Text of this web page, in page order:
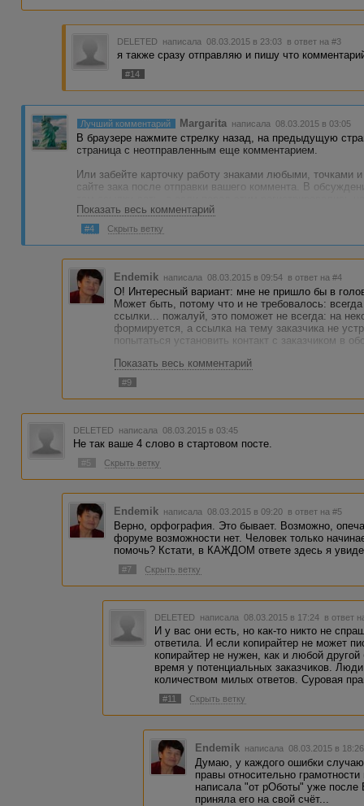
DELETED написала 08.03.2015 в 23:03 в ответ на #3
я также сразу отправляю и пишу что
#14
Лучший комментарий Margarita написала 08.03.2015 в 03:05
В браузере нажмите стрелку назад, на предыдущую
страница с неотправленным еще комментарием.
Или забейте карточку работу знаками любыми, точками
сайте зака после отправки вашего коммента. В
профиль. У меня такое бывало, всегда оплачивали.
Если вам не оплатят, а комментарий ваш будет
ЛПА и вам оплатят пинудительно вашу работу со счета
Отказы в оплате плохи тем, что портят статистику. Тут
Будьте внимательнее в следующий раз. Удачи!
Показать весь комментарий
#4 Скрыть ветку
Endemik написала 08.03.2015 в 09:54 в ответ на #4
О! Интересный вариант: мне не пришло бы в
Может быть, потому что и не требовалось:
ссылки... пожалуй, это поможет не всегда: на
формируется, а ссылка на тему заказчика не
попытаться установить контакт с заказчиком в
Показать весь комментарий
#9
DELETED написала 08.03.2015 в 03:45
Не так ваше 4 слово в стартовом посте.
#5 Скрыть ветку
Endemik написала 08.03.2015 в 09:20 в ответ на #5
Верно, орфография. Это бывает. Возможно,
форуме возможности нет. Человек только
помочь? Кстати, в КАЖДОМ ответе здесь я
#7 Скрыть ветку
DELETED написала 08.03.2015 в 17:24 в ответ
И у вас они есть, но как-то никто не
ответила. И если копирайтер не может
копирайтер не нужен, как и любой
время у потенциальных заказчиков.
количеством милых ответов. Суровая
#11 Скрыть ветку
Endemik написала 08.03.2015 в
Думаю, у каждого ошибки
правы относительно
написала "от рОботы" уже
приняла его на свой счёт...